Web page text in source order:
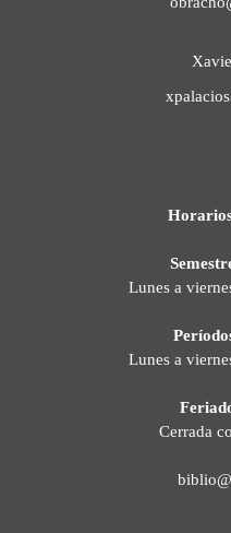
Lunes a
Lunes a
Cerrada